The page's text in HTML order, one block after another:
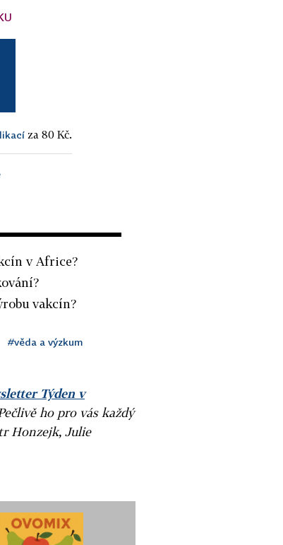
za 80 Kč.
v Africe?
vakcín?
#věda a výzkum
Týden v
ho pro vás každý
Honzejk, Julie